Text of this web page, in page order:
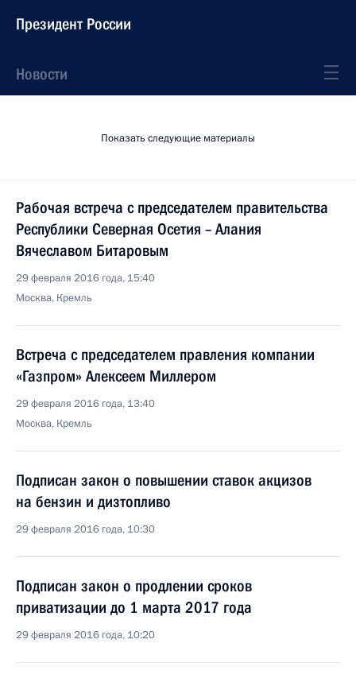
Президент России
Новости
Показать следующие материалы
Рабочая встреча с председателем правительства
Республики Северная Осетия – Алания
Вячеславом Битаровым
29 февраля 2016 года, 15:40
Москва, Кремль
Встреча с председателем правления компании
«Газпром» Алексеем Миллером
29 февраля 2016 года, 13:40
Москва, Кремль
Подписан закон о повышении ставок акцизов
на бензин и дизтопливо
29 февраля 2016 года, 10:30
Подписан закон о продлении сроков
приватизации до 1 марта 2017 года
29 февраля 2016 года, 10:20